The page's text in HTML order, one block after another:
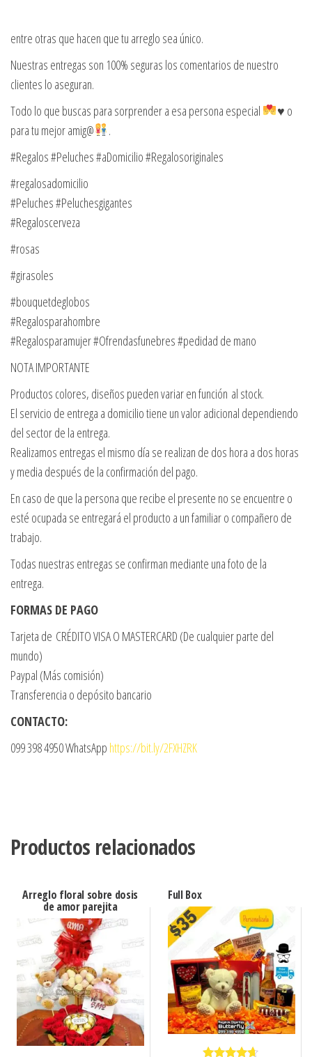
entre otras que hacen que tu arreglo sea único.
Nuestras entregas son 100% seguras los comentarios de nuestro
clientes lo aseguran.
Todo lo que buscas para sorprender a esa persona especial
♥️ o
para tu mejor amig@
.
#Regalos #Peluches #aDomicilio #Regalosoriginales
#regalosadomicilio
#Peluches #Peluchesgigantes
#Regaloscerveza
#rosas
#girasoles
#bouquetdeglobos
#Regalosparahombre
#Regalosparamujer #Ofrendasfunebres #pedidad de mano
NOTA IMPORTANTE
Productos colores, diseños pueden variar en función al stock.
El servicio de entrega a domicilio tiene un valor adicional dependiendo
del sector de la entrega.
Realizamos entregas el mismo día se realizan de dos hora a dos horas
y media después de la confirmación del pago.
En caso de que la persona que recibe el presente no se encuentre o
esté ocupada se entregará el producto a un familiar o compañero de
trabajo.
Todas nuestras entregas se confirman mediante una foto de la
entrega.
FORMAS DE PAGO
Tarjeta de CRÉDITO VISA O MASTERCARD (De cualquier parte del
mundo)
Paypal (Más comisión)
Transferencia o depósito bancario
CONTACTO:
099 398 4950 WhatsApp https://bit.ly/2FXHZRK
Productos relacionados
Arreglo floral sobre dosis
de amor parejita
Full Box